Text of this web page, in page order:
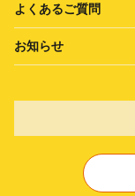
よくあるご質問
お知らせ